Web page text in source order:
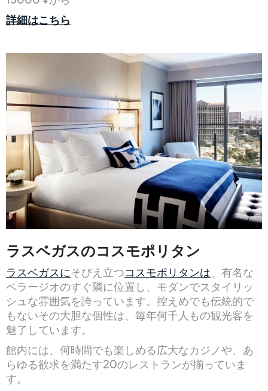
詳細はこちら
ラスベガスのコスモポリタン
ラスベガスにそびえ立つコスモポリタンは、有名な
ベラージオのすぐ隣に位置し、モダンでスタイリッ
シュな雰囲気を誇っています。控えめでも伝統的で
もないその大胆な個性は、毎年何千人もの観光客を
魅了しています。
館内には、何時間でも楽しめる広大なカジノや、あ
らゆる欲求を満たす20のレストランが揃っていま
す。